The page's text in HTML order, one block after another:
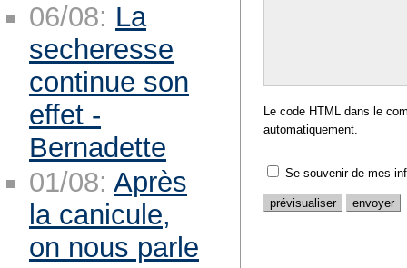
Le code HTML dans le
automatiquement.
Se souvenir de mes
06/08: La
secheresse
continue son
effet -
Bernadette
01/08: Après
la canicule,
on nous parle